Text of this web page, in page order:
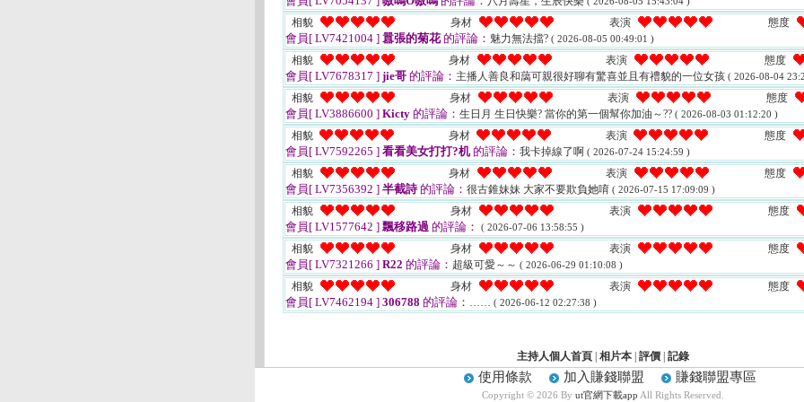
相貌 身材 表演 態度
會員[ LV7421004 ] 囂張的菊花的評論： 魅力無法擋? ( 2026-08-05 00:49:01 )
相貌 身材 表演 態度
會員[ LV7678317 ] jie哥 的評論： 主播人善良和藹可親很好聊有驚喜並且有禮貌的一位女孩 ( 2026-08-04
相貌 身材 表演 態度
會員[ LV3886600 ] Kicty 的評論： 生日月 生日快樂? 當你的第一個幫你加油～?? ( 2026-08-03 01:12:20 )
相貌 身材 表演 態度
會員[ LV7592265 ] 看看美女打打?机的評論： 我卡掉線了啊 ( 2026-07-24 15:24:59 )
相貌 身材 表演 態度
會員[ LV7356392 ] 半截詩 的評論： 很古錐妹妹 大家不要欺負她唷 ( 2026-07-15 17:09:09 )
相貌 身材 表演 態度
會員[ LV1577642 ] 飄移路過 的評論： ( 2026-07-06 13:58:55 )
相貌 身材 表演 態度
會員[ LV7321266 ] R22 的評論： 超級可愛～～ ( 2026-06-29 01:10:08 )
相貌 身材 表演 態度
會員[ LV7462194 ] 306788 的評論： …… ( 2026-06-12 02:27:38 )
主持人個人首頁 相片本 評價 記錄
使用條款 加入賺錢聯盟 賺錢聯盟專區
Copyright © 2026 By ut官網下載app All Rights Reserved.